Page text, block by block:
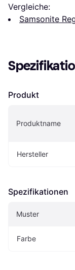
Vergleiche:
Samsonite
Produkt
Produktname
Hersteller
Spezifikationen
Muster
Farbe